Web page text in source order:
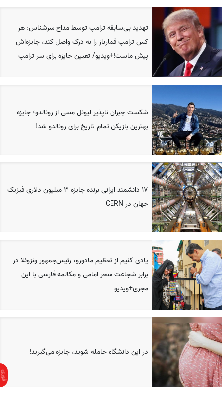
تهدید بی‌سابقه ترامپ توسط مداح سرشناس: هر
کس ترامپ قمارباز را به درک واصل کند، جایزه‌اش
پیش ماست!+ویدیو/ تعیین جایزه برای سر ترامپ
شکست جبران ناپذیر لیونل مسی از رونالدو؛ جایزه
بهترین بازیکن تمام تاریخ برای رونالدو شد!
17 دانشمند ایرانی برنده جایزه 3 میلیون دلاری فیزیک
جهان در CERN
یادی کنیم از تعظیم مادورو، رئیس‌جمهور ونزوئلا در
برابر شجاعت سحر امامی و مکالمه فارسی با این
مجری+ویدیو
در این دانشگاه حامله شوید، جایزه می‌گیرید!